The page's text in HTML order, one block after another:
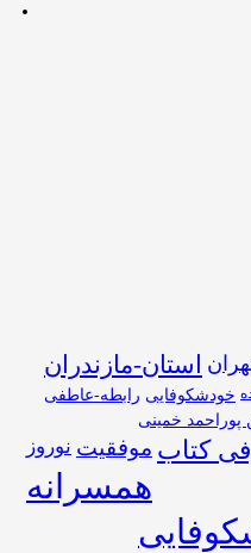
استان-مازندران
خودشکوفایی رابطه-عاطفی
خمینی
کتاب موفقیت نوروز
همسرانه